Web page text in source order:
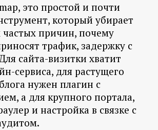
это простой и почти
который убирает
причин, почему
трафик, задержку с
сайта-визитки хватит
сервиса, для растущего
нужен плагин с
а для крупного портала,
и настройка в связке с